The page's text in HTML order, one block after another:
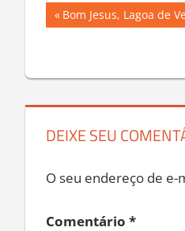
Navegação
Post
Previous
Post:
Bom Jesus, Lagoa de
DEIXE SEU
O seu endereço de e-
Comentário *